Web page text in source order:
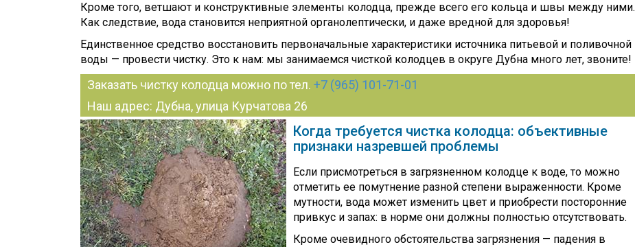
Кроме того, ветшают и конструктивные элементы колодца, прежде всего его кольца и швы между ними.
Как следствие, вода становится неприятной органолептически, и даже вредной для здоровья!
Единственное средство восстановить первоначальные характеристики источника питьевой и поливочной
воды — провести чистку. Это к нам: мы занимаемся чисткой колодцев в округе Дубна много лет, звоните!
Заказать чистку колодца можно по тел. +7 (965) 101-71-01
Наш адрес: Дубна, улица Курчатова 26
Когда требуется чистка колодца: объективные
признаки назревшей проблемы
Если присмотреться в загрязненном колодце к воде, то можно
отметить ее помутнение разной степени выраженности. Кроме
мутности, вода может изменить цвет и приобрести посторонние
привкус и запах: в норме они должны полностью отсутствовать.
Кроме очевидного обстоятельства загрязнения — падения в